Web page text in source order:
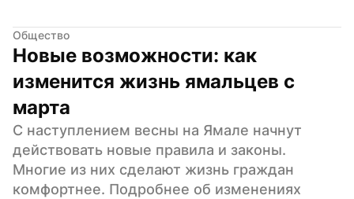
Общество
Новые возможности: как
изменится жизнь ямальцев с
марта
С наступлением весны на Ямале начнут
действовать новые правила и законы.
Многие из них сделают жизнь граждан
комфортнее. Подробнее об изменениях